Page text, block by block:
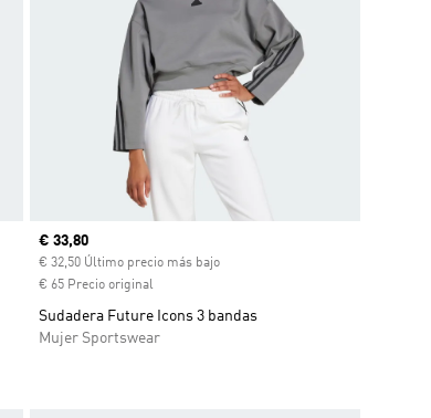
Precio actual
€ 33,80
€ 32,50 Último precio más bajo
€ 65 Precio original
Sudadera Future Icons 3 bandas
Mujer Sportswear